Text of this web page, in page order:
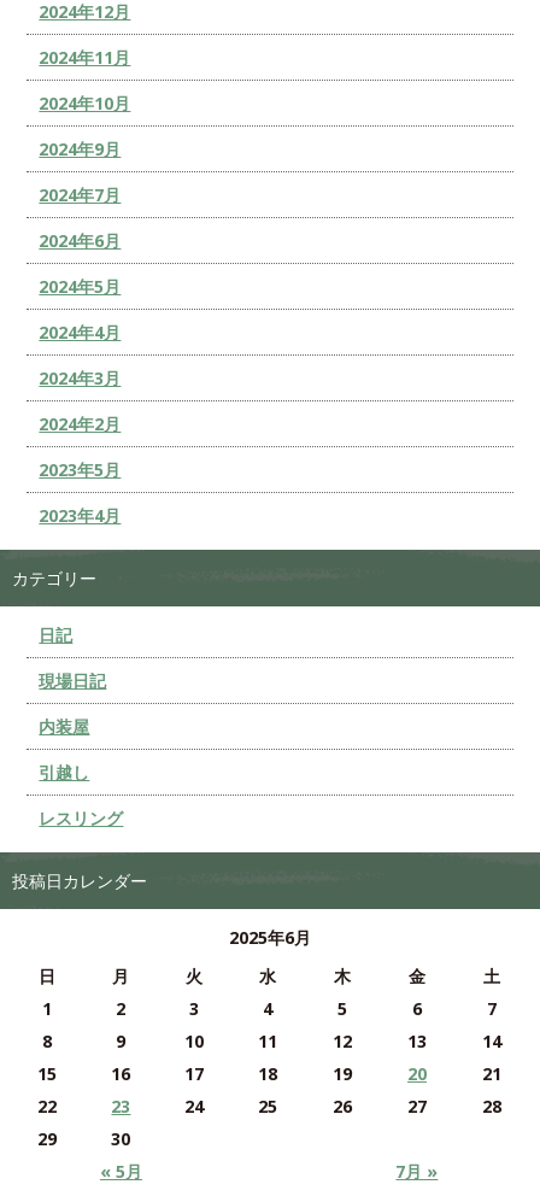
2024年12月
2024年11月
2024年10月
2024年9月
2024年7月
2024年6月
2024年5月
2024年4月
2024年3月
2024年2月
2023年5月
2023年4月
カテゴリー
日記
現場日記
内装屋
引越し
レスリング
投稿日カレンダー
2025年6月
日
月 火 水 木 金 土
« 5月 7月 »
1 2 3 4 5 6
7
8
9 10 11 12 13
14
15
16 17 18 19 20
21
22
23 24 25 26 27
28
29
30